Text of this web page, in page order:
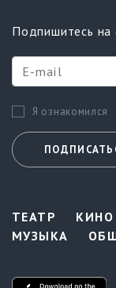
Подпишитесь на
Я ознакомился
ТЕАТР КИНО
МУЗЫКА